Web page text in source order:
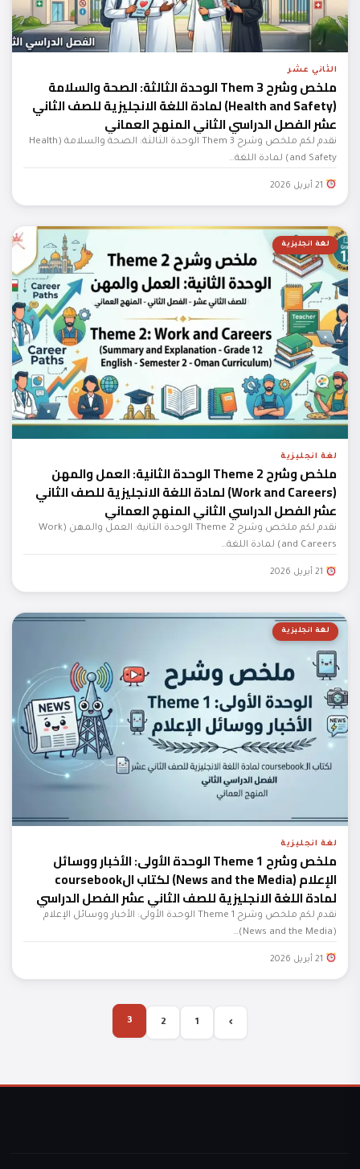
الثاني عشر
ملخص وشرح Them 3 الوحدة الثالثة: الصحة والسلامة
(Health and Safety) لمادة اللغة الانجليزية للصف الثاني
عشر الفصل الدراسي الثاني المنهج العماني
نقدم لكم ملخص وشرح Them 3 الوحدة الثالثة: الصحة والسلامة (Health
and Safety) لمادة اللغة…
لغة انجليزية
لغة انجليزية
ملخص وشرح Theme 2 الوحدة الثانية: العمل والمهن
(Work and Careers) لمادة اللغة الانجليزية للصف الثاني
عشر الفصل الدراسي الثاني المنهج العماني
نقدم لكم ملخص وشرح Theme 2 الوحدة الثانية: العمل والمهن (Work
and Careers) لمادة اللغة…
لغة انجليزية
لغة انجليزية
ملخص وشرح Theme 1 الوحدة الأولى: الأخبار ووسائل
الإعلام (News and the Media) لكتاب الcoursebook
لمادة اللغة الانجليزية للصف الثاني عشر الفصل الدراسي
الثاني المنهج العماني
نقدم لكم ملخص وشرح Theme 1 الوحدة الأولى: الأخبار ووسائل الإعلام
(News and the Media)…
›
1
2
3